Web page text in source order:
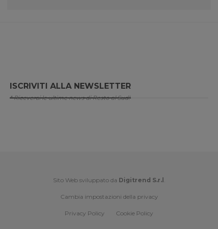
ISCRIVITI ALLA NEWSLETTER
* Riceverai le ultime news di Resto al Sud!
Sito Web sviluppato da Digitrend S.r.l .
Cambia impostazioni della privacy
Privacy Policy Cookie Policy